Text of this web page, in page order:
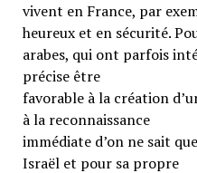
vivent en France, par
heureux et en sécurité.
arabes, qui ont parfois
précise être
favorable à la création
à la reconnaissance
immédiate d’on ne sait
Israël et pour sa propre